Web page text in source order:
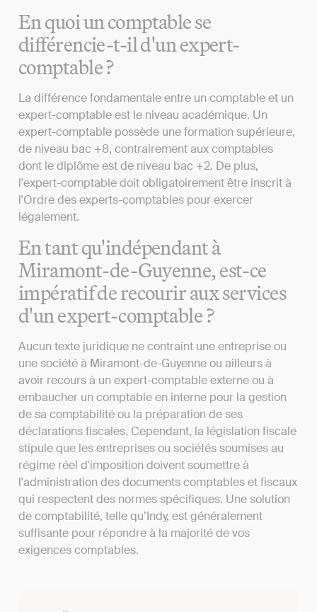
En quoi un comptable se
différencie-t-il d'un expert-
comptable ?
La différence fondamentale entre un comptable et un
expert-comptable est le niveau académique. Un
expert-comptable possède une formation supérieure,
de niveau bac +8, contrairement aux comptables
dont le diplôme est de niveau bac +2. De plus,
l'expert-comptable doit obligatoirement être inscrit à
l'Ordre des experts-comptables pour exercer
légalement.
En tant qu'indépendant à
Miramont-de-Guyenne, est-ce
impératif de recourir aux services
d'un expert-comptable ?
Aucun texte juridique ne contraint une entreprise ou
une société à Miramont-de-Guyenne ou ailleurs à
avoir recours à un expert-comptable externe ou à
embaucher un comptable en interne pour la gestion
de sa comptabilité ou la préparation de ses
déclarations fiscales. Cependant, la législation fiscale
stipule que les entreprises ou sociétés soumises au
régime réel d'imposition doivent soumettre à
l'administration des documents comptables et fiscaux
qui respectent des normes spécifiques. Une solution
de comptabilité, telle qu’Indy, est généralement
suffisante pour répondre à la majorité de vos
exigences comptables.